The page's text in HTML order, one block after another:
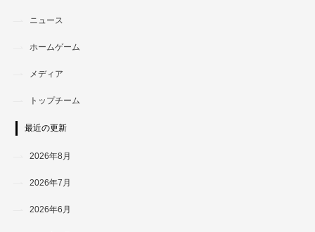
ニュース
ホームゲーム
メディア
トップチーム
最近の更新
2026年8月
2026年7月
2026年6月